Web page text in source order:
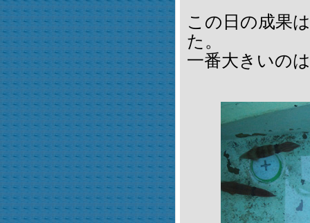
この日の成果
た。
一番大きいの